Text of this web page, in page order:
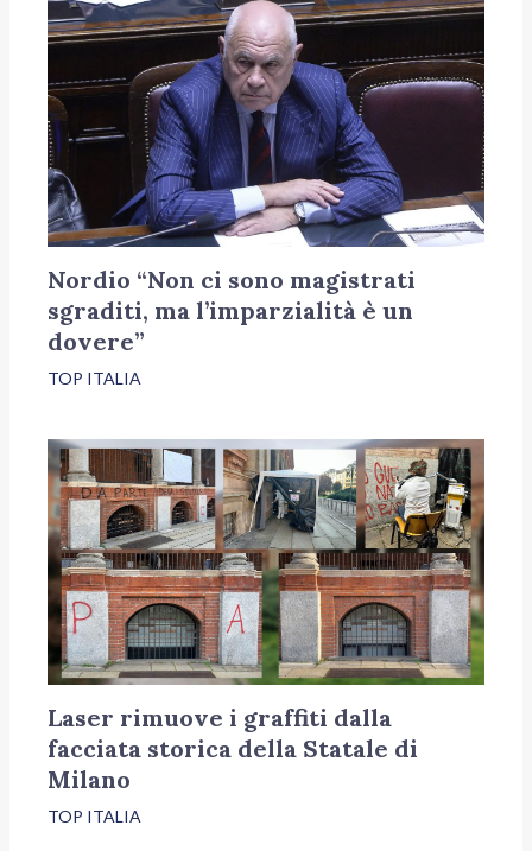
Nordio “Non ci sono magistrati
sgraditi, ma l’imparzialità è un
dovere”
TOP ITALIA
Laser rimuove i graffiti dalla
facciata storica della Statale di
Milano
TOP ITALIA